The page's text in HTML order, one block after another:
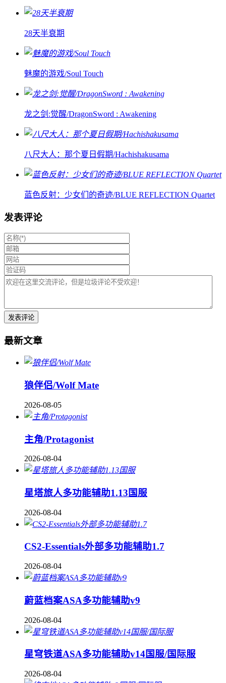
28天半衰期
魅魔的游戏/Soul Touch
龙之剑:觉醒/DragonSword : Awakening
八尺大人：那个夏日假期/Hachishakusama
蓝色反射：少女们的奇迹/BLUE REFLECTION Quartet
发表评论
最新文章
狼伴侣/Wolf Mate
2026-08-05
主角/Protagonist
2026-08-04
星塔旅人多功能辅助1.13国服
2026-08-04
CS2-Essentials外部多功能辅助1.7
2026-08-04
蔚蓝档案ASA多功能辅助v9
2026-08-04
星穹铁道ASA多功能辅助v14国服/国际服
2026-08-04